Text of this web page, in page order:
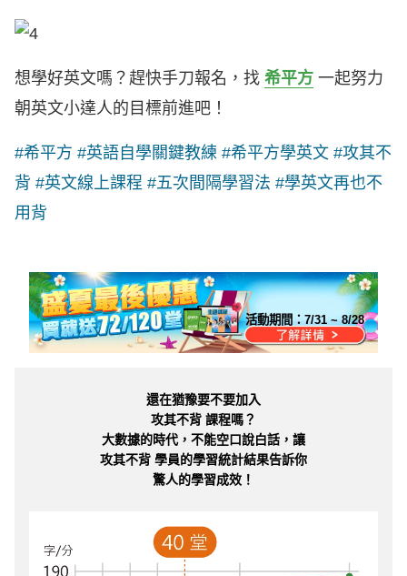
想學好英文嗎？趕快手刀報名，找 希平方 一起努力
朝英文小達人的目標前進吧！
#希平方 #英語自學關鍵教練 #希平方學英文 #攻其不
背 #英文線上課程 #五次間隔學習法 #學英文再也不
用背
活動期間：7/31 ~ 8/28
還在猶豫要不要加入
攻其不背 課程嗎？
大數據的時代，不能空口說白話，讓
攻其不背 學員的學習統計結果告訴你
驚人的學習成效！